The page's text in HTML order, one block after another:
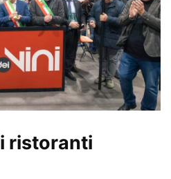
ristoranti